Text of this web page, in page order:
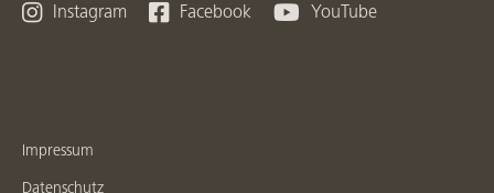
 Instagram  Facebook  YouTube
Impressum
Datenschutz